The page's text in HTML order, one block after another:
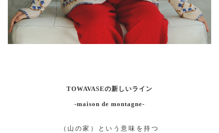
TOWAVASEの新しいライン
-maison de montagne-
（山の家）という意味を持つ